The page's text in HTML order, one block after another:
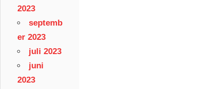
2023
septemb
er 2023
juli 2023
juni
2023